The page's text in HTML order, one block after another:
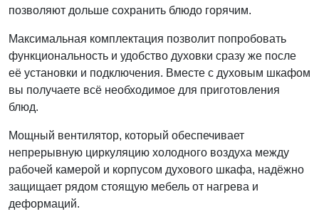
позволяют дольше сохранить блюдо горячим.
Максимальная комплектация позволит попробовать
функциональность и удобство духовки сразу же после
её установки и подключения. Вместе с духовым шкафом
вы получаете всё необходимое для приготовления
блюд.
Мощный вентилятор, который обеспечивает
непрерывную циркуляцию холодного воздуха между
рабочей камерой и корпусом духового шкафа, надёжно
защищает рядом стоящую мебель от нагрева и
деформаций.